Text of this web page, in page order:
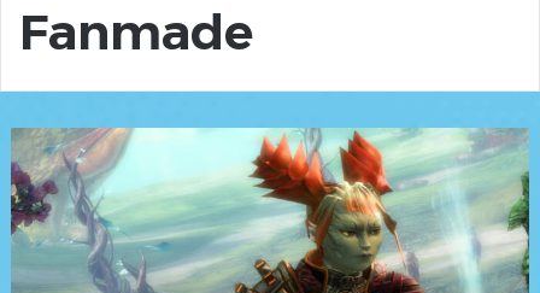
Fanmade
Sharm
veröffentlicht
neuen
Guild
Wars